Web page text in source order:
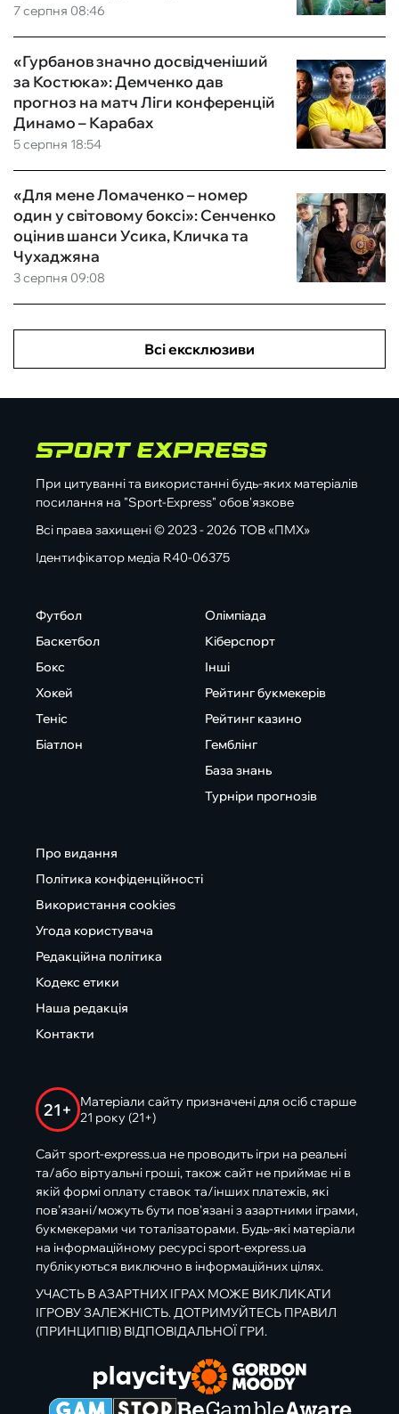
7 серпня 08:46
5 серпня 18:54
«Гурбанов значно досвідченіший
за Костюка»: Демченко дав
прогноз на матч Ліги конференцій
Динамо – Карабах
3 серпня 09:08
«Для мене Ломаченко – номер
один у світовому боксі»: Сенченко
оцінив шанси Усика, Кличка та
Чухаджяна
Всі ексклюзиви
При цитуванні та використанні будь-яких матеріалів
посилання на "Sport-Express" обов'язкове
Всі права захищені © 2023 - 2026 ТОВ «ПМХ»
Ідентифікатор медіа R40-06375
Футбол
Баскетбол
Бокс
Хокей
Теніс
Біатлон
Олімпіада
Кіберспорт
Інші
Рейтинг букмекерів
Рейтинг казино
Гемблінг
База знань
Турніри прогнозів
Про видання
Політика конфіденційності
Використання cookies
Угода користувача
Редакційна політика
Кодекс етики
Наша редакція
Контакти
21+
Матеріали сайту призначені для осіб старше
21 року (21+)
Сайт sport-express.ua не проводить ігри на реальні
та/або віртуальні гроші, також сайт не приймає ні в
якій формі оплату ставок та/інших платежів, які
пов’язані/можуть бути пов’язані з азартними іграми,
букмекерами чи тоталізаторами. Будь-які матеріали
на інформаційному ресурсі sport-express.ua
публікуються виключно в інформаційних цілях.
УЧАСТЬ В АЗАРТНИХ ІГРАХ МОЖЕ ВИКЛИКАТИ
ІГРОВУ ЗАЛЕЖНІСТЬ. ДОТРИМУЙТЕСЬ ПРАВИЛ
(ПРИНЦИПІВ) ВІДПОВІДАЛЬНОЇ ГРИ.